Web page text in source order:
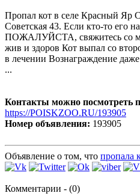
Пропал кот в селе Красный Яр
Советская 43. Если кто-то его
ПОЖАЛУЙСТА, свяжитесь со
жив и здоров Кот выпал со
в лечении Вознаграждение
...
Контакты можно посмотреть
https://POISKZOO.RU/193905
Номер объявления: 193905
Объявление о том, что пропала
Комментарии - (0)